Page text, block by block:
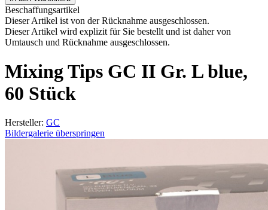
Beschaffungsartikel
Dieser Artikel ist von der Rücknahme ausgeschlossen.
Dieser Artikel wird explizit für Sie bestellt und ist daher von
Umtausch und Rücknahme ausgeschlossen.
Mixing Tips GC II Gr. L blue,
60 Stück
Hersteller: GC
Bildergalerie überspringen